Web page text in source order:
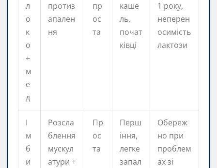
л
о
к
о
+
м
е
д
протиз
апален
ня
пр
ос
та
каше
ль,
почат
ківці
1 року,
неперен
осимість
лактози
І
м
б
и
Розсла
блення
мускул
атури +
Пр
ос
та
Перш
іння,
легке
запал
Обереж
но при
проблем
ах зі